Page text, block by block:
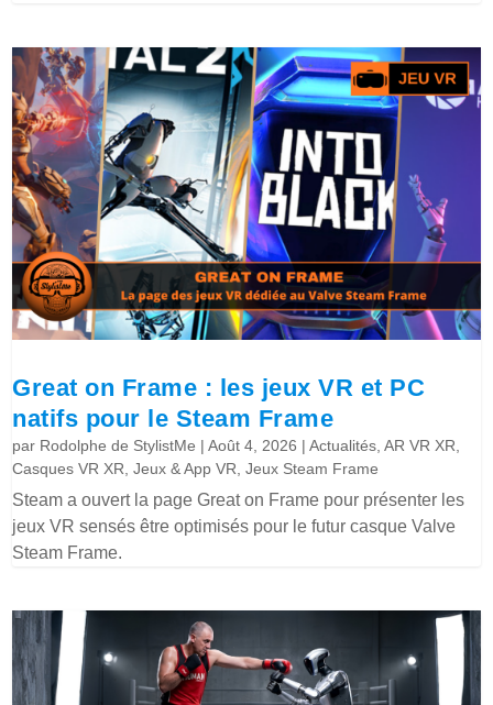
Great on Frame : les jeux VR et PC
natifs pour le Steam Frame
par Rodolphe de StylistMe |Août 4, 2026 |Actualités ,AR VR XR
Casques VR XR ,Jeux & App VR ,Jeux Steam Frame
Steam a ouvert la page Great on Frame pour présenter les
jeux VR sensés être optimisés pour le futur casque Valve
Steam Frame.